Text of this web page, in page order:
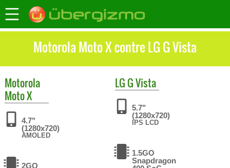
Motorola Moto X contre LG G Vista
Motorola
Moto X
4.7"
(1280x720)
AMOLED
2GO
LG G Vista
5.7"
(1280x720)
IPS LCD
1.5GO
Snapdragon